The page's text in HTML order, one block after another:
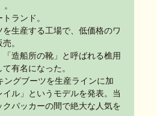
ランド。
生産する工場で、低価格のワ
。
造船所の靴」と呼ばれる樵用
有名になった。
ングブーツを生産ラインに加
ル」というモデルを発表。当
クパッカーの間で絶大な人気を